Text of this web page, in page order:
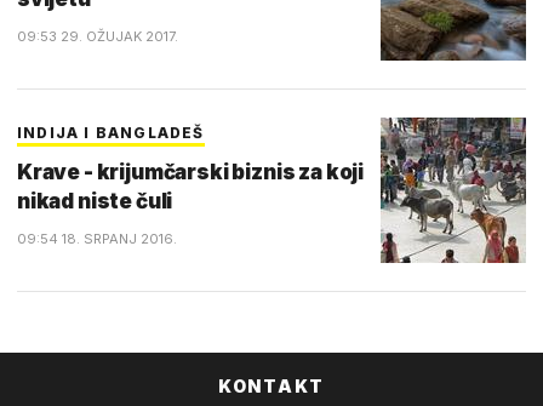
09:53 29. OŽUJAK 2017.
INDIJA I BANGLADEŠ
Krave - krijumčarski biznis za koji
nikad niste čuli
09:54 18. SRPANJ 2016.
KONTAKT